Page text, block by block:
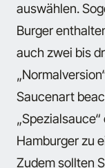
auswählen.
Burger
auch zwei bis
Saucenart
Hamburger zu
Zudem sollten